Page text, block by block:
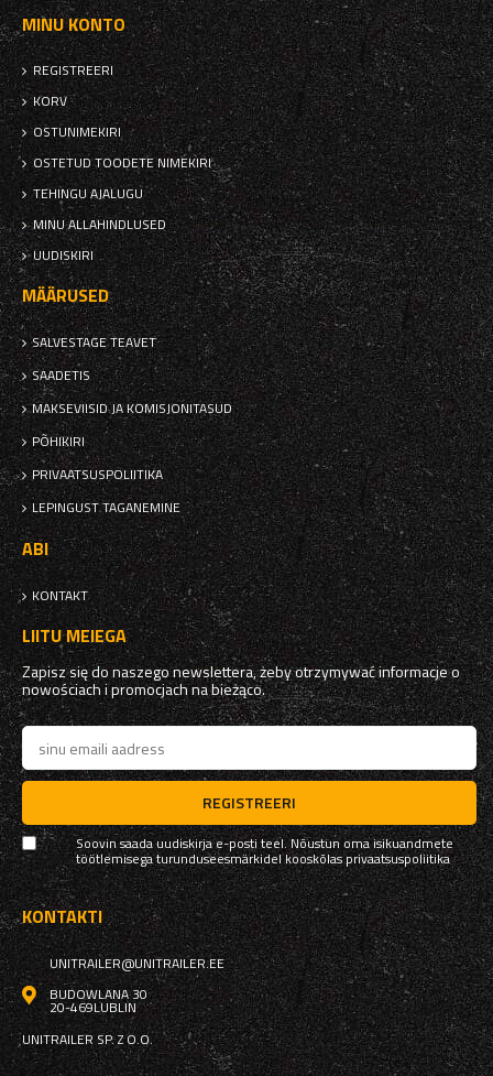
MINU KONTO
REGISTREERI
KORV
OSTUNIMEKIRI
OSTETUD TOODETE NIMEKIRI
TEHINGU AJALUGU
MINU ALLAHINDLUSED
UUDISKIRI
MÄÄRUSED
SALVESTAGE TEAVET
SAADETIS
MAKSEVIISID JA KOMISJONITASUD
PÕHIKIRI
PRIVAATSUSPOLIITIKA
LEPINGUST TAGANEMINE
ABI
KONTAKT
LIITU MEIEGA
Zapisz się do naszego newslettera, żeby otrzymywać informacje o
nowościach i promocjach na bieżąco.
REGISTREERI
Soovin saada uudiskirja e-posti teel. Nõustun oma isikuandmete
töötlemisega turunduseesmärkidel kooskõlasprivaatsuspoliitika
KONTAKTI
UNITRAILER@UNITRAILER.EE
BUDOWLANA 30
20-469LUBLIN
UNITRAILER SP. Z O.O.